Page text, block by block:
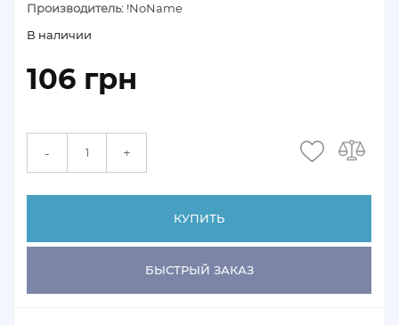
Производитель: !NoName
В наличии
106 грн
- +
КУПИТЬ
БЫСТРЫЙ ЗАКАЗ